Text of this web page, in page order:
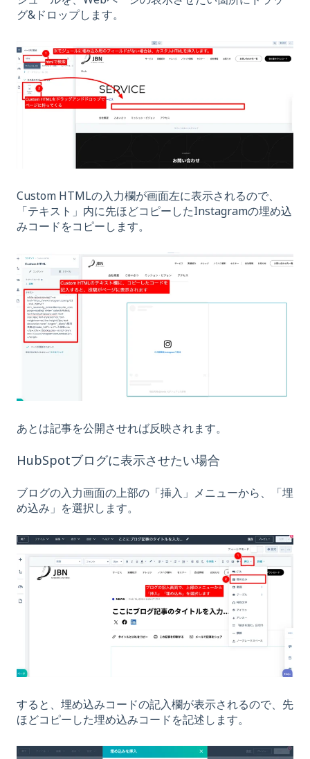
グ&ドロップします。
Custom HTMLの入力欄が画面左に表示されるので、
「テキスト」内に先ほどコピーしたInstagramの埋め込
みコードをコピーします。
あとは記事を公開させれば反映されます。
HubSpotブログに表示させたい場合
ブログの入力画面の上部の「挿入」メニューから、「埋
め込み」を選択します。
すると、埋め込みコードの記入欄が表示されるので、先
ほどコピーした埋め込みコードを記述します。